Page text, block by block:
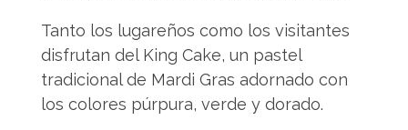
Tanto los lugareños como los visitantes
disfrutan del King Cake, un pastel
tradicional de Mardi Gras adornado con
los colores púrpura, verde y dorado.